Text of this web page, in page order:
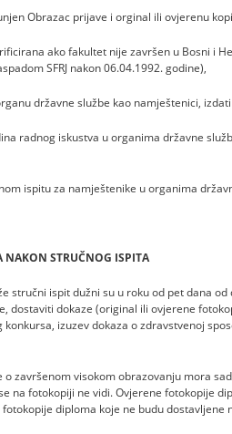
Obrazac prijave i orginal ili ovjerenu
ako fakultet nije završen u Bosni i
SFRJ nakon 06.04.1992. godine),
državne službe kao namještenici,
radnog iskustva u organima državne
ispitu za namještenike u organima
NAKON STRUČNOG ISPITA
stručni ispit dužni su u roku od pet dana
dostaviti dokaze (original ili ovjerene
konkursa, izuzev dokaza o zdravstvenoj
o završenom visokom obrazovanju mora
na fotokopiji ne vidi. Ovjerene fotokopije
diploma koje ne budu dostavljene